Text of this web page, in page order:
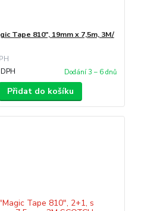
Tape 810", 19mm x 7,5m, 3M/
Dodání 3 – 6 dnů
Přidat do košíku